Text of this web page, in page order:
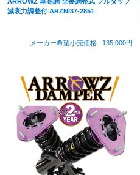
減衰力調整付 ARZNI37-2851
メーカー希望小売価格 135,000円